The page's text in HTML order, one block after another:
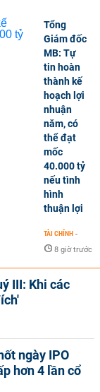
Tổng
Giám đốc
MB: Tự
tin hoàn
thành kế
hoạch lợi
nhuận
năm, có
thể đạt
mốc
40.000 tỷ
nếu tình
hình
thuận lợi
TÀI CHÍNH -
8 giờ trước
III: Khi các
ngày IPO
hơn 4 lần cổ